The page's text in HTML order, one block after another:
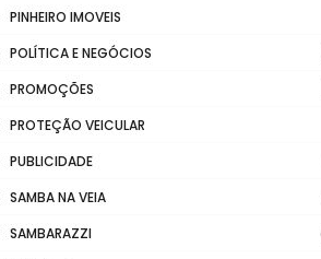
PINHEIRO IMOVEIS
POLÍTICA E NEGÓCIOS
PROMOÇÕES
PROTEÇÃO VEICULAR
PUBLICIDADE
SAMBA NA VEIA
SAMBARAZZI